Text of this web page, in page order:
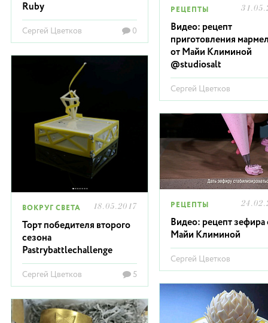
Ruby
Сергей Цветков 0
РЕЦЕПТЫ
Видео: рецепт
приготовления
от Майи Климиной
@studiosalt
Сергей Цветков
ВОКРУГ СВЕТА 18.05.2017
Торт победителя второго
сезона
Pastrybattlechallenge
Сергей Цветков 5
РЕЦЕПТЫ
Видео: рецепт зефира
Майи Климиной
Сергей Цветков